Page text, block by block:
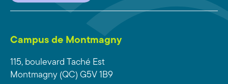
Campus de Montmagny
115, boulevard Taché Est
Montmagny (QC) G5V 1B9